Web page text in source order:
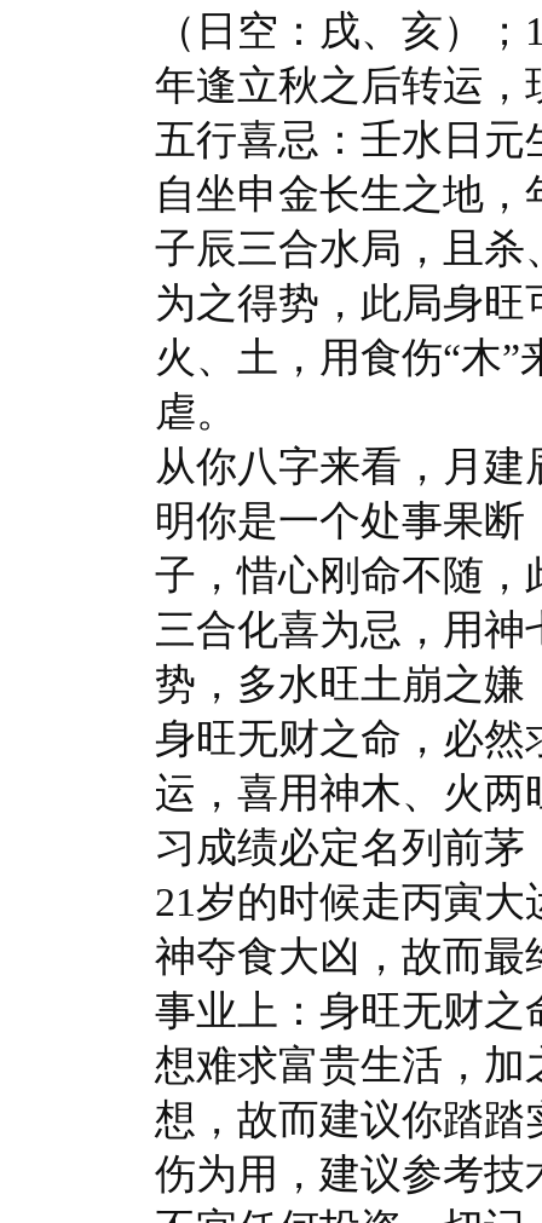
（日空：戌、亥）
年逢立秋之后转运，
五行喜忌：壬水日
自坐申金长生之地
子辰三合水局，且
为之得势，此局身
火、土，用食伤“木
虐。
从你八字来看，月
明你是一个处事果
子，惜心刚命不随
三合化喜为忌，用
势，多水旺土崩之
身旺无财之命，必
运，喜用神木、火
习成绩必定名列前茅
21岁的时候走丙寅
神夺食大凶，故而
事业上：身旺无财
想难求富贵生活，
想，故而建议你踏
伤为用，建议参考